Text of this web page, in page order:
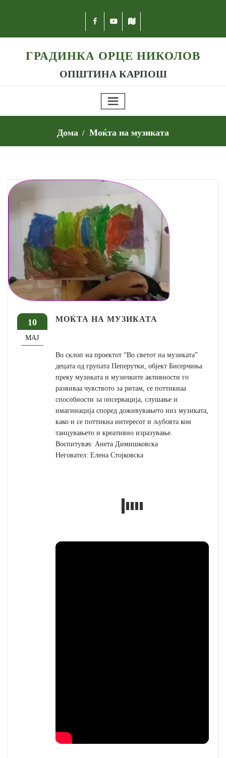
ГРАДИНКА ОРЦЕ НИКОЛОВ
ОПШТИНА КАРПОШ
Дома Моќта на музиката
10
МАЈ
МОЌТА НА МУЗИКАТА
Во склоп на проектот “Во светот на музиката”
децата од групата Пеперутки, објект Бисерчиња
преку музиката и музичките активности го
развиваа чувството за ритам, се поттикнаа
способности за опсервација, слушање и
имагинација според доживувањето низ музиката,
како и се поттикна интересот и љубовта кон
танцувањето и креативно изразување.
Воспитувач: Анета Димишковска
Неговател: Елена Стојковска